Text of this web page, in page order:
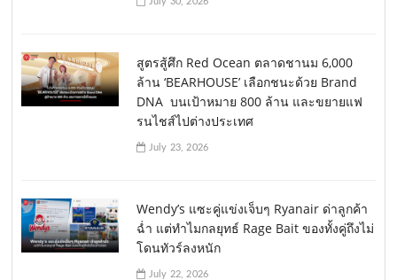
สูตรสู้ศึก Red Ocean ตลาดชานม 6,000
ล้าน ‘BEARHOUSE’ เลือกชนะด้วย Brand
DNA บนเป้าหมาย 800 ล้าน และขยายแฟ
รนไชส์ไปต่างประเทศ
July 23, 2026
Wendy’s แซะคู่แข่งเจ็บๆ Ryanair ด่าลูกค้า
ฉ่ำ แต่ทำไมกลยุทธ์ Rage Bait ของทั้งคู่ถึงไม่
โดนทัวร์ลงหนัก
July 22, 2026